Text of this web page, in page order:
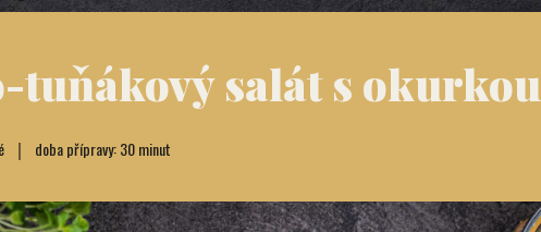
tuňákový salát s okurkou
doba přípravy: 30 minut